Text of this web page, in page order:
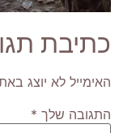
כתיבת
האימייל לא יוצג
התגובה שלך *